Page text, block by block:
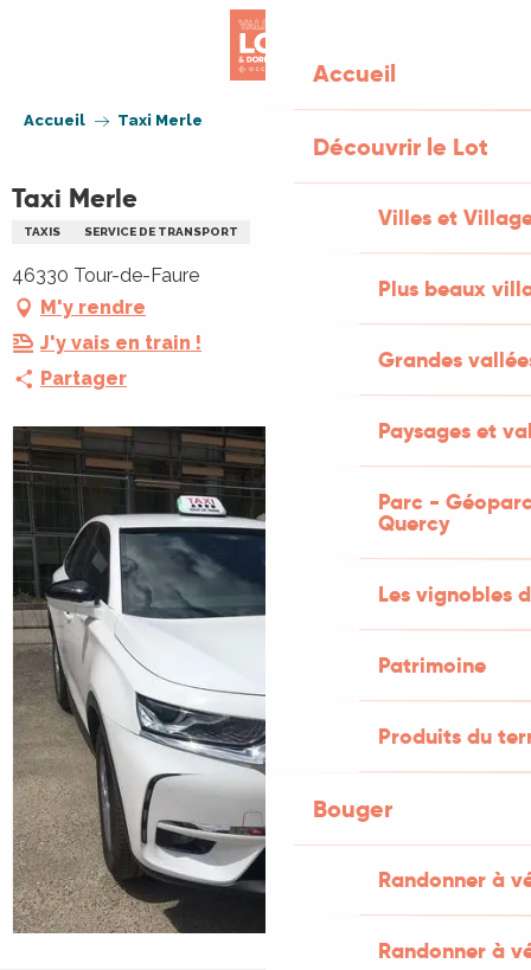
Accueil
Découvrir le Lot
Villes et
Plus beaux
Grandes
Paysages et
Parc -
Quercy
Les vignobles
Patrimoine
Produits du
Bouger
Randonner à
Randonner à
Accueil Taxi Merle
Taxi Merle
TAXIS SERVICE DE TRANSPORT
46330 Tour-de-Faure
M'y rendre
J'y vais en train !
Partager